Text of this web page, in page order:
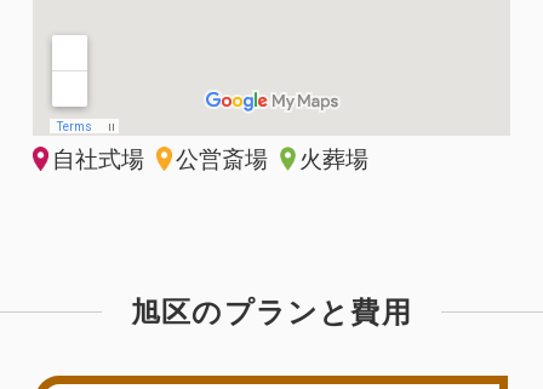
自社式場 公営斎場 火葬場
旭区のプランと費用